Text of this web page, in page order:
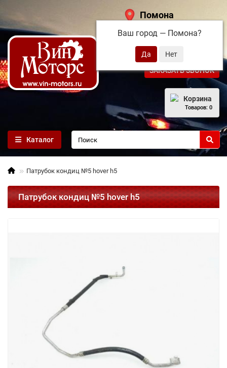
Помона
Ваш город — Помона?
+7 (495) 108-68-71
ЗАКАЗАТЬ ЗВОНОК
Корзина
Товаров: 0
Каталог
Патрубок кондиц №5 hover h5
Патрубок кондиц №5 hover h5